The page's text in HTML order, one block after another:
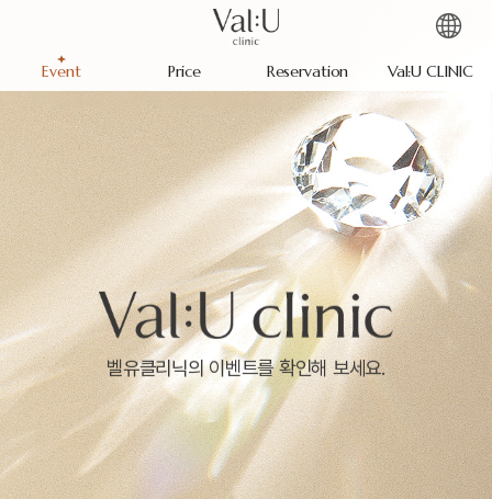
Event Price Reservation Val:U CLINIC
벨유클리닉의 이벤트를 확인해 보세요.